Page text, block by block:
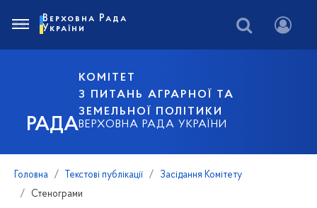
РАДА
КОМІТЕТ
З ПИТАНЬ АГРАРНОЇ ТА
ЗЕМЕЛЬНОЇ ПОЛІТИКИ
ВЕРХОВНА РАДА УКРАЇНИ
Верховна Рада
України
Головна Текстові публікації
Засідання Комітету
Стенограми